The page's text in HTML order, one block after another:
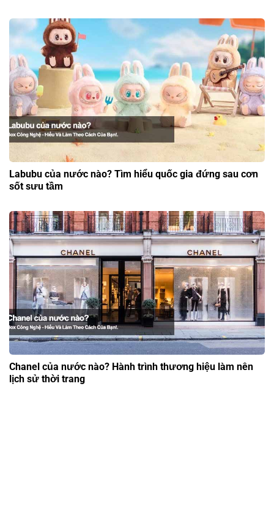
Labubu của nước nào? Tìm hiểu quốc gia đứng sau cơn
sốt sưu tầm
Chanel của nước nào? Hành trình thương hiệu làm nên
lịch sử thời trang